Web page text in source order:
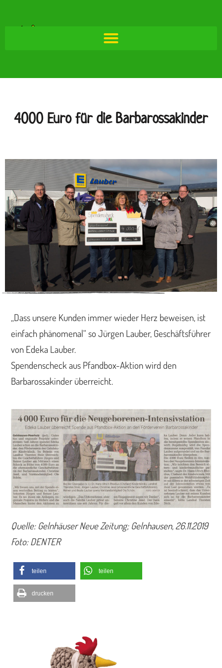
4000 Euro für die Barbarossakinder
„Dass unsere Kunden immer wieder Herz beweisen, ist
einfach phänomenal“ so Jürgen Lauber, Geschäftsführer
von Edeka Lauber.
Spendenscheck aus Pfandbox-Aktion wird den
Barbarossakinder überreicht.
Quelle: Gelnhäuser Neue Zeitung; Gelnhausen, 26.11.2019
Foto: DENTER
teilen teilen
drucken